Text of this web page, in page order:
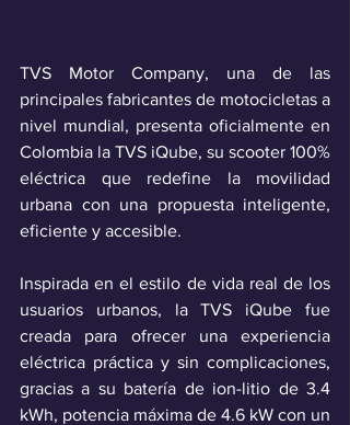
TVS Motor Company, una de las
principales fabricantes de motocicletas a
nivel mundial, presenta oficialmente en
Colombia la TVS iQube, su scooter 100%
eléctrica que redefine la movilidad
urbana con una propuesta inteligente,
eficiente y accesible.
Inspirada en el estilo de vida real de los
usuarios urbanos, la TVS iQube fue
creada para ofrecer una experiencia
eléctrica práctica y sin complicaciones,
gracias a su batería de ion-litio de 3.4
kWh, potencia máxima de 4.6 kW con un